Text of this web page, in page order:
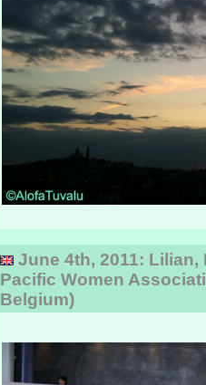
June 4th, 2011: Lilian,
Pacific Women
Belgium)